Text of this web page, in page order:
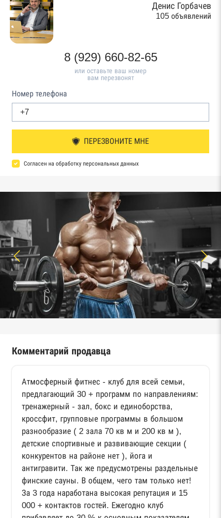
Денис Горбачев
105 объявлений
8 (929) 660-82-65
или оставьте ваш номер
вам перезвонят
Номер телефона
ПЕРЕЗВОНИТЕ МНЕ
Согласен на обработку персональных данных
Комментарий продавца
Атмосферный фитнес - клуб для всей семьи,
предлагающий 30 + программ по направлениям:
тренажерный - зал, бокс и единоборства,
кроссфит, групповые программы в большом
разнообразие ( 2 зала 70 кв м и 200 кв м ),
детские спортивные и развивающие секции (
конкурентов на районе нет ), йога и
антигравити. Так же предусмотрены раздельные
финские сауны. В общем, чего там только нет!
За 3 года наработана высокая репутация и 15
000 + контактов гостей. Ежегодно клуб